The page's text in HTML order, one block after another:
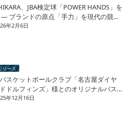
、JBA検定球「POWER HANDS」を
ブランドの原点「手力」を現代の競技
へ ―
年2月6日
リース
スケットボールクラブ「名古屋ダイヤ
ドルフィンズ」様とのオリジナルバス
ボール 再販売に関するお知らせ
年12月16日